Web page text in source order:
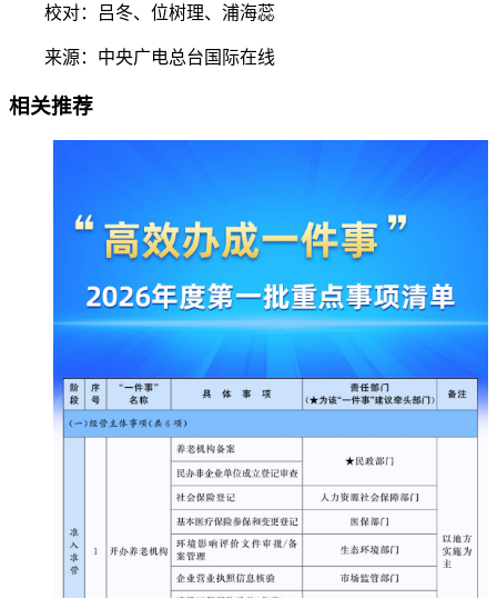
校对：吕冬、位树理、浦海蕊
来源：中央广电总台国际在线
相关推荐